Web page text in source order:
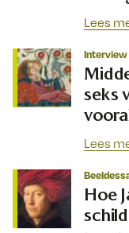
Lees
Interview
seks
Lees
Hoe